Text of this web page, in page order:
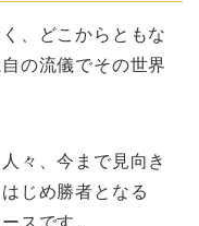
、どこからともな
の流儀でその世界
々、今まで見向き
じめ勝者となる